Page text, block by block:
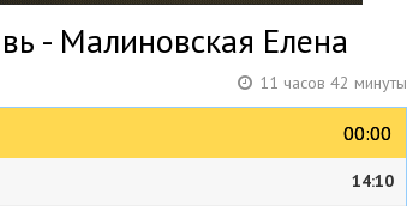
- Малиновская Елена
11 часов 42 минуты
00:00
00:00
14:10